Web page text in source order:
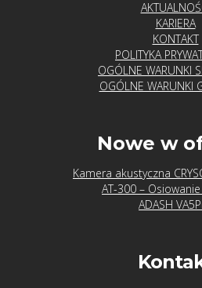
KARIERA
KONTAKT
POLITYKA
OGÓLNE WARUNKI
OGÓLNE WARUNKI
Nowe w
Kamera akustyczna
AT-300 –
ADASH